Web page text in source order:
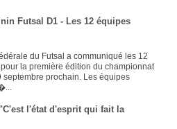
Futsal D1 - Les 12 équipes
du Futsal a communiqué les 12
la première édition du championnat
septembre prochain. Les équipes
l'état d'esprit qui fait la